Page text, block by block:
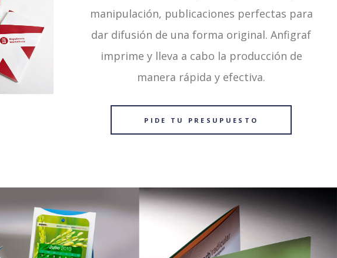
manipulación, publicaciones perfectas para
dar difusión de una forma original. Anfigraf
imprime y lleva a cabo la producción de
manera rápida y efectiva.
PIDE TU PRESUPUESTO